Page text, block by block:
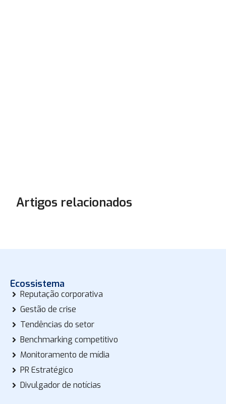
Artigos relacionados
Ecossistema
Reputação corporativa
Gestão de crise
Tendências do setor
Benchmarking competitivo
Monitoramento de mídia
PR Estratégico
Divulgador de notícias